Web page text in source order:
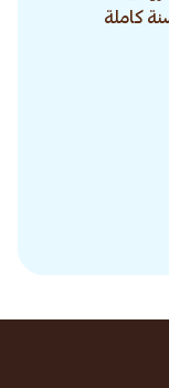
كاملة